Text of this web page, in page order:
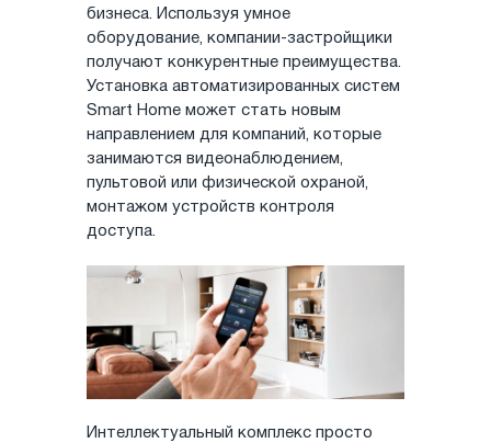
бизнеса. Используя умное
оборудование, компании-застройщики
получают конкурентные преимущества.
Установка автоматизированных систем
Smart Home может стать новым
направлением для компаний, которые
занимаются видеонаблюдением,
пультовой или физической охраной,
монтажом устройств контроля
доступа.
Интеллектуальный комплекс просто